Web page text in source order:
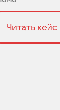
Читать кейс